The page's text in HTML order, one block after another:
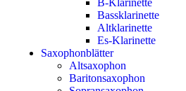
B-Klarinette
Bassklarinette
Altklarinette
Es-Klarinette
Saxophonblätter
Altsaxophon
Baritonsaxophon